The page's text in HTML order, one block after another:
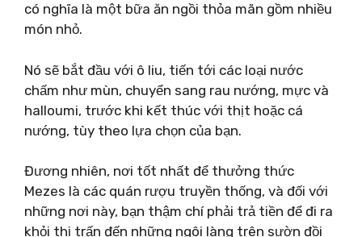
có nghĩa là một bữa ăn ngồi thỏa mãn gồm nhiều
món nhỏ.
Nó sẽ bắt đầu với ô liu, tiến tới các loại nước
chấm như mùn, chuyển sang rau nướng, mực và
halloumi, trước khi kết thúc với thịt hoặc cá
nướng, tùy theo lựa chọn của bạn.
Đương nhiên, nơi tốt nhất để thưởng thức
Mezes là các quán rượu truyền thống, và đối với
những nơi này, bạn thậm chí phải trả tiền để đi ra
khỏi thị trấn đến những ngôi làng trên sườn đồi